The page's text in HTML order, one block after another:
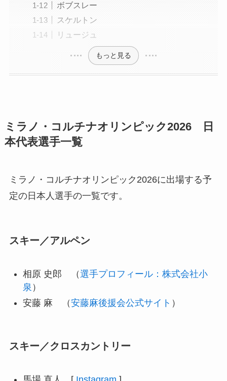
ボブスレー
スケルトン
リュージュ
もっと見る
ミラノ・コルチナオリンピック2026 日
本代表選手一覧
ミラノ・コルチナオリンピック2026に出場する予
定の日本人選手の一覧です。
スキー／アルペン
相原 史郎 （選手プロフィール：株式会社小
泉 ）
安藤 麻 （安藤麻後援会公式サイト ）
スキー／クロスカントリー